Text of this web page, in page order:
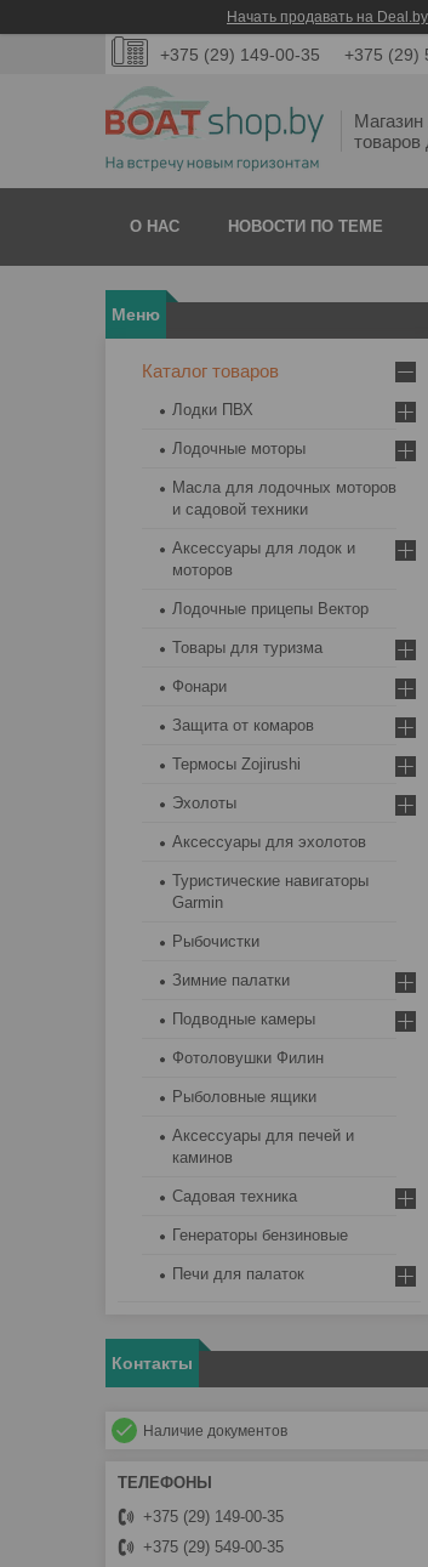
Начать продавать на Deal.by
+375 (29) 149-00-35 +375 (29)
товаров
О НАС НОВОСТИ ПО ТЕМЕ
Каталог товаров
Лодки ПВХ
Лодочные моторы
Масла для лодочных моторов
и садовой техники
Аксессуары для лодок и
моторов
Лодочные прицепы Вектор
Товары для туризма
Фонари
Защита от комаров
Термосы Zojirushi
Эхолоты
Аксессуары для эхолотов
Туристические навигаторы
Garmin
Рыбочистки
Зимние палатки
Подводные камеры
Фотоловушки Филин
Рыболовные ящики
Аксессуары для печей и
каминов
Садовая техника
Генераторы бензиновые
Печи для палаток
Контакты
Наличие документов
+375 (29) 149-00-35
+375 (29) 549-00-35